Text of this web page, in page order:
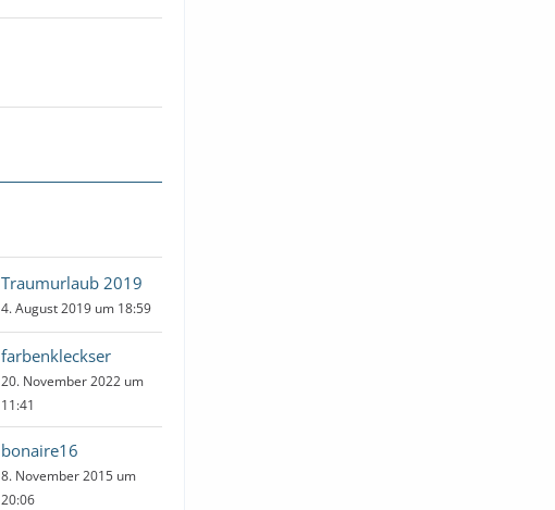
Traumurlaub 2019
4. August 2019 um 18:59
farbenkleckser
20. November 2022 um
11:41
bonaire16
8. November 2015 um
20:06